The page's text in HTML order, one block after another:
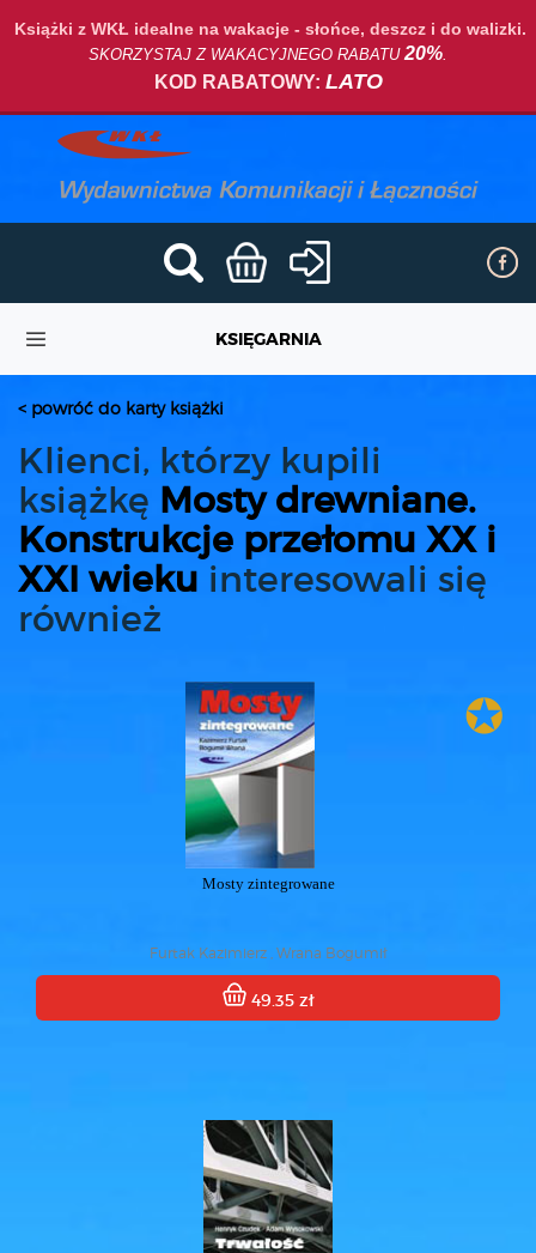
Książki z WKŁ idealne na wakacje - słońce, deszcz i do walizki.
SKORZYSTAJ Z WAKACYJNEGO RABATU20%.
KOD RABATOWY: LATO
KSIĘGARNIA
< powróć do karty książki
Klienci, którzy kupili
książkę Mosty drewniane.
Konstrukcje przełomu XX i
XXI wieku interesowali się
również
✪
Mosty zintegrowane
Furtak Kazimierz , Wrana Bogumił
49.35 zł